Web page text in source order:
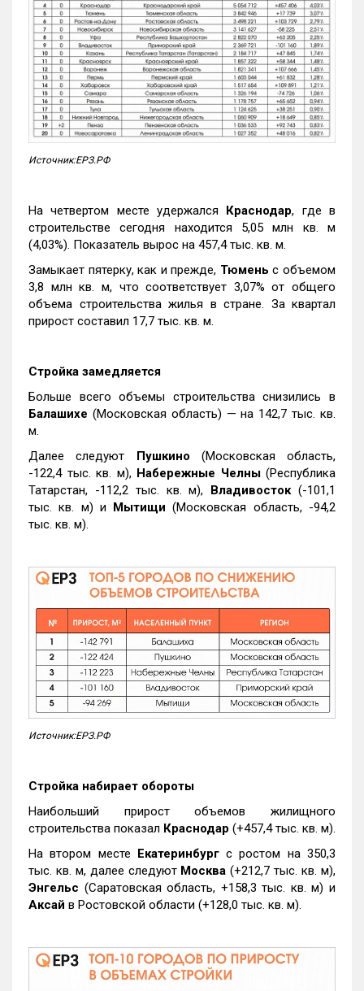
Источник:ЕРЗ.РФ
На четвертом месте удержался Краснодар, где в
строительстве сегодня находится 5,05 млн кв. м
(4,03%). Показатель вырос на 457,4 тыс. кв. м.
Замыкает пятерку, как и прежде, Тюмень с объемом
3,8 млн кв. м, что соответствует 3,07% от общего
объема строительства жилья в стране. За квартал
прирост составил 17,7 тыс. кв. м.
Стройка замедляется
Больше всего объемы строительства снизились в
Балашихе (Московская область) — на 142,7 тыс. кв.
м.
Далее следуют Пушкино (Московская область,
-122,4 тыс. кв. м), Набережные Челны(Республика
Татарстан, -112,2 тыс. кв. м), Владивосток(-101,1
тыс. кв. м) и Мытищи (Московская область, -94,2
тыс. кв. м).
Источник:ЕРЗ.РФ
Стройка набирает обороты
Наибольший прирост объемов жилищного
строительства показал Краснодар (+457,4 тыс. кв. м).
На втором месте Екатеринбургс ростом на 350,3
тыс. кв. м, далее следуют Москва (+212,7 тыс. кв. м),
Энгельс (Саратовская область, +158,3 тыс. кв. м) и
Аксай в Ростовской области (+128,0 тыс. кв. м).